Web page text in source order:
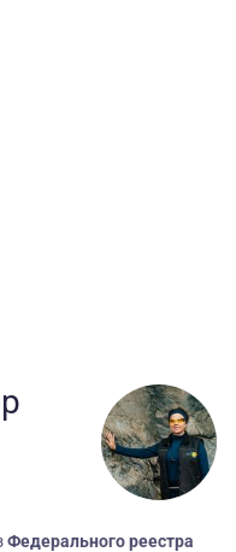
Федерального реестра